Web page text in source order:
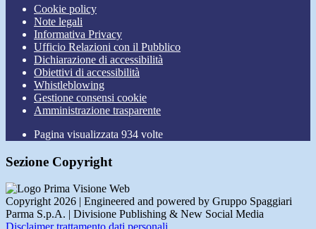
Cookie policy
Note legali
Informativa Privacy
Ufficio Relazioni con il Pubblico
Dichiarazione di accessibilità
Obiettivi di accessibilità
Whistleblowing
Gestione consensi cookie
Amministrazione trasparente
Pagina visualizzata 934 volte
Sezione Copyright
Copyright 2026 | Engineered and powered by Gruppo Spaggiari
Parma S.p.A. | Divisione Publishing & New Social Media